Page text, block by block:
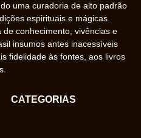
uma curadoria de alto padrão
espirituais e mágicas.
conhecimento, vivências e
insumos antes inacessíveis
fidelidade às fontes, aos livros
CATEGORIAS